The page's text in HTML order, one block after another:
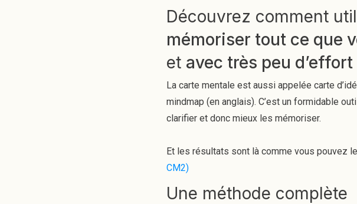
Découvrez comment
mémoriser tout ce que
et avec très peu d’effort
La carte mentale est aussi appelée carte
mindmap (en anglais). C’est un formidable
clarifier et donc mieux les mémoriser.
Et les résultats sont là comme vous pouvez
CM2)
Une méthode complète